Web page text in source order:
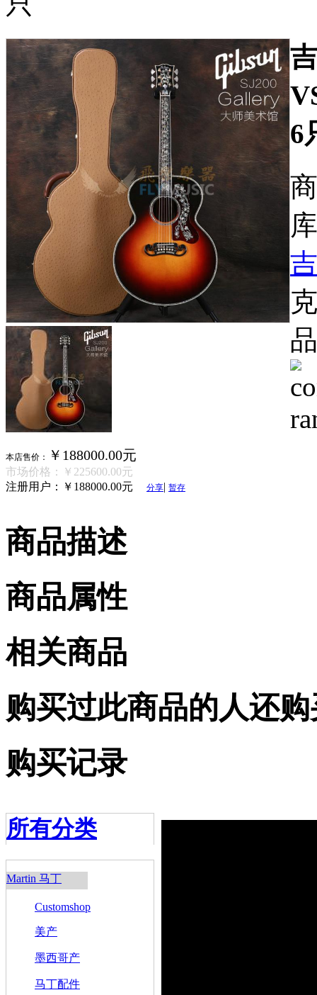
6
本店售价： ￥188000.00元
市场价格：
￥225600.00元
注册用户：
￥188000.00元 分享| 暂存
商品描述
商品属性
相关商品
购买过此商品的人还
购买记录
所有分类
Martin 马丁
Customshop
美产
墨西哥产
马丁配件